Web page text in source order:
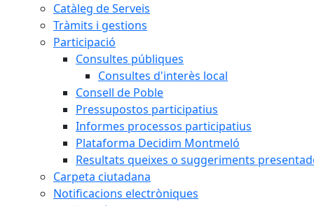
Catàleg de Serveis
Tràmits i gestions
Participació
Consultes públiques
Consultes d'interès local
Consell de Poble
Pressupostos participatius
Informes processos participatius
Plataforma Decidim Montmeló
Resultats queixes o suggeriments
Carpeta ciutadana
Notificacions electròniques